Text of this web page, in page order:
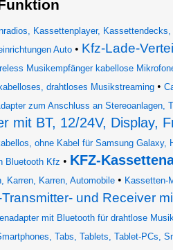
Kassettenplayer,
Auto • Kfz-Lade-
Musikempfänger kabellose
drahtloses Musikstreaming •
zum Anschluss an Stereoanlagen,
mit BT, 12/24V, Display,
ohne Kabel für Samsung Galaxy,
Bluetooth Kfz • KFZ-
Karren, Karren, Automobile • Kassetten-
und Receiver
mit Bluetooth für drahtlose
Tabs, Tablets, Tablet-PCs,